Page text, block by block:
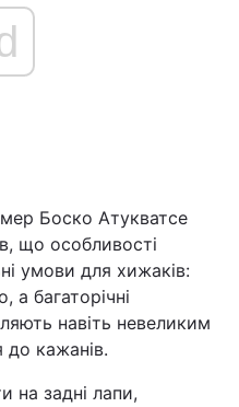
Боско Атукватсе
що особливості
умови для хижаків:
а багаторічні
навіть невеликим
до кажанів.
на задні лапи,